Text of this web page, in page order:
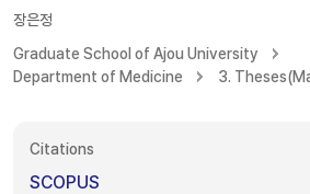
장은정
Graduate School of Ajou University
Department of Medicine
3.
Citations
SCOPUS